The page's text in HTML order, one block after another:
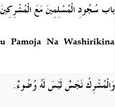
باب سُجُودِ الْمُسْلِمِينَ مَعَ الْمُشْرِكِينَ
Pamoja Na Washirikina
وَالْمُشْرِكُ نَجَسٌ لَيْسَ لَهُ وُضُوءٌ.